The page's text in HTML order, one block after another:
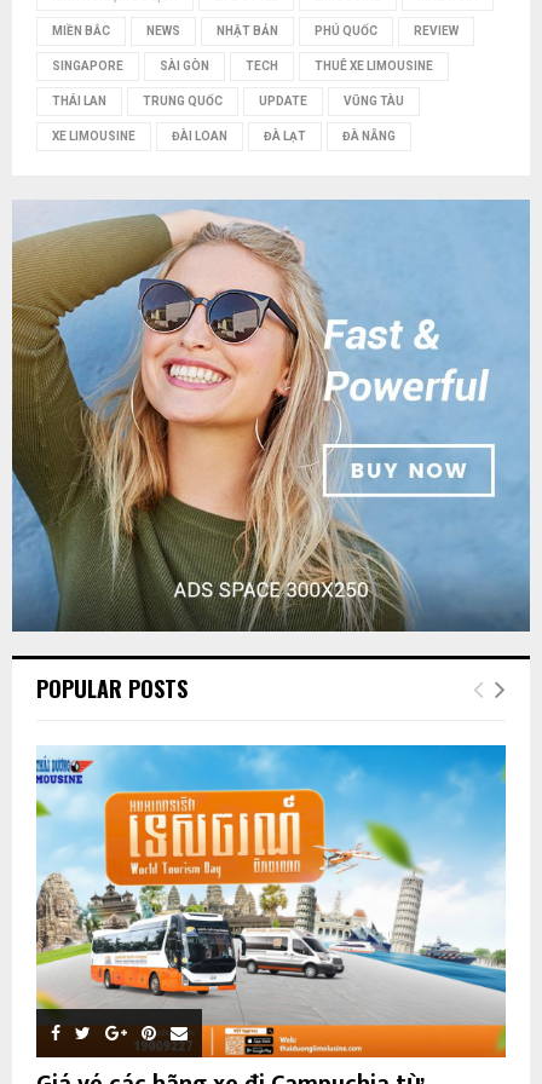
MIỀN BẮC NEWS NHẬT BẢN PHÚ QUỐC REVIEW
SINGAPORE SÀI GÒN TECH THUÊ XE LIMOUSINE
THÁI LAN TRUNG QUỐC UPDATE VŨNG TÀU
XE LIMOUSINE ĐÀI LOAN ĐÀ LẠT ĐÀ NẴNG
POPULAR POSTS